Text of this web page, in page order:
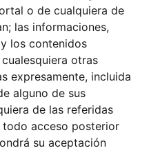
o de cualquiera de
las informaciones,
los contenidos
otras
expresamente, incluida
alguno de sus
de las referidas
acceso posterior
su aceptación